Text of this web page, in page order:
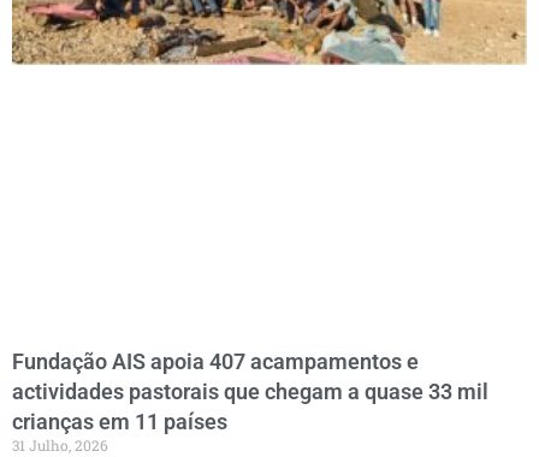
Fundação AIS apoia 407 acampamentos e
actividades pastorais que chegam a quase 33 mil
crianças em 11 países
31 Julho, 2026